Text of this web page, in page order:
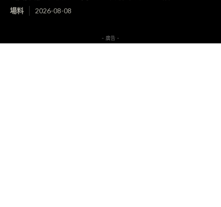
場料 2026-08-08
- 廣告 -